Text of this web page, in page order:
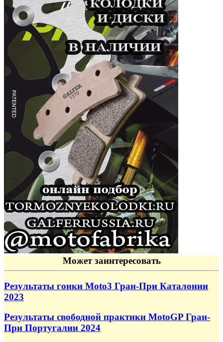
Может заинтересовать
Результаты гонки Moto3 Гран-При Каталонии
2023
Результаты свободной практики MotoGP Гран-
При Португалии 2024